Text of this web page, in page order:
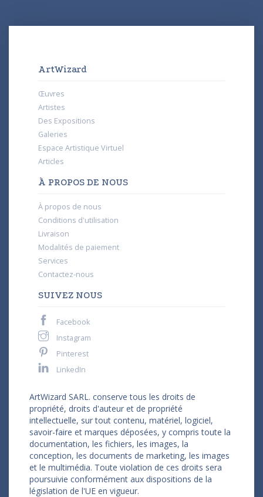
ArtWizard
Œuvres
Artistes
Des Expositions
Galeries
Espace Artistique Virtuel
Articles
À PROPOS DE NOUS
À propos de nous
Conditions d'utilisation
Livraison
Modalités de paiement
Services
Contactez-nous
SUIVEZ NOUS
Facebook
Instagram
Pinterest
LinkedIn
ArtWizard SARL. conserve tous les droits de
propriété, droits d'auteur et de propriété
intellectuelle, sur tout contenu, matériel, logiciel,
savoir-faire et marques déposées, y compris toute la
documentation, les fichiers, les images, la
conception, les documents de marketing, les images
et le multimédia. Toute violation de ces droits sera
poursuivie conformément aux dispositions de la
législation de l'UE en vigueur.